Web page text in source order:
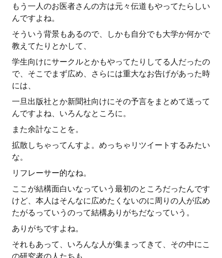
もう一人のお医者さんの方は元々伝道もやってたらしい
んですよね。
そういう背景もあるので、しかも自分でも大学か何かで
教えてたりとかして、
学生向けにサークルとかもやってたりしてる人だったの
で、そこでまず広め、さらには重大なお告げがあった時
には、
一旦出版社とか新聞社向けにその予言をまとめて送って
んですよね、いろんなところに。
また余計なことを。
拡散しちゃってんすよ。めっちゃリツイートするみたい
な。
リフレーサー的なね。
ここが結構面白いなっていう最初のところだったんです
けど、本人はそんなに広めたくないのに周りの人が広め
たがるっていうのって結構ありがちだなっていう。
ありがちですよね。
それもあって、いろんな人が集まってきて、その中にこ